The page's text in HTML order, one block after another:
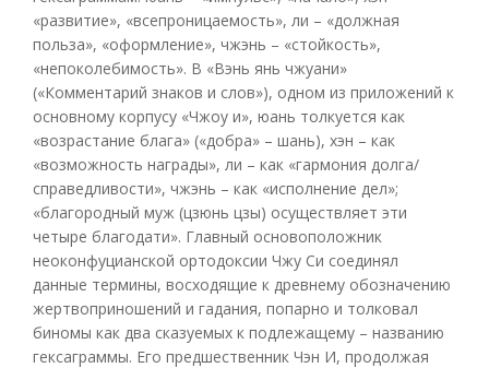
«развитие», «всепроницаемость», ли – «должная
польза», «оформление», чжэнь – «стойкость»,
«непоколебимость». В «Вэнь янь чжуани»
(«Комментарий знаков и слов»), одном из приложений к
основному корпусу «Чжоу и», юань толкуется как
«возрастание блага» («добра» – шань), хэн – как
«возможность награды», ли – как «гармония долга/
справедливости», чжэнь – как «исполнение дел»;
«благородный муж (цзюнь цзы) осуществляет эти
четыре благодати». Главный основоположник
неоконфуцианской ортодоксии Чжу Си соединял
данные термины, восходящие к древнему обозначению
жертвоприношений и гадания, попарно и толковал
биномы как два сказуемых к подлежащему – названию
гексаграммы. Его предшественник Чэн И, продолжая